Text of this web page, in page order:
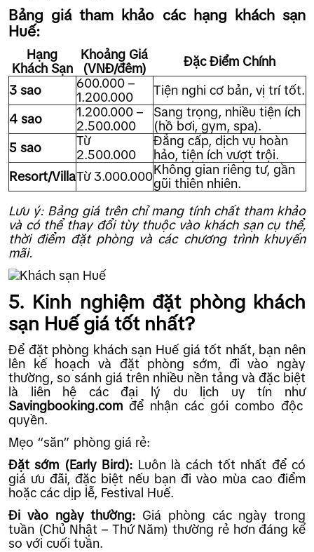
Bảng giá tham khảo các hạng khách sạn
Huế:
Hạng
Khách Sạn
Khoảng Giá
(VNĐ/đêm)
Đặc Điểm Chính
3 sao
600.000 –
1.200.000
Tiện nghi cơ bản, vị trí tốt.
4 sao
1.200.000 –
2.500.000
Sang trọng, nhiều tiện ích
(hồ bơi, gym, spa).
5 sao
Từ
2.500.000
Đẳng cấp, dịch vụ hoàn
hảo, tiện ích vượt trội.
Resort/VillaTừ 3.000.000 Không gian riêng tư, gần
gũi thiên nhiên.
Lưu ý: Bảng giá trên chỉ mang tính chất tham khảo
và có thể thay đổi tùy thuộc vào khách sạn cụ thể,
thời điểm đặt phòng và các chương trình khuyến
mãi.
5. Kinh nghiệm đặt phòng khách
sạn Huế giá tốt nhất?
Để đặt phòng khách sạn Huế giá tốt nhất, bạn nên
lên kế hoạch và đặt phòng sớm, đi vào ngày
thường, so sánh giá trên nhiều nền tảng và đặc biệt
là liên hệ các đại lý du lịch uy tín như
Savingbooking.com để nhận các gói combo độc
quyền.
Mẹo “săn” phòng giá rẻ:
Đặt sớm (Early Bird): Luôn là cách tốt nhất để có
giá ưu đãi, đặc biệt nếu bạn đi vào mùa cao điểm
hoặc các dịp lễ, Festival Huế.
Đi vào ngày thường: Giá phòng các ngày trong
tuần (Chủ Nhật – Thứ Năm) thường rẻ hơn đáng kể
so với cuối tuần.